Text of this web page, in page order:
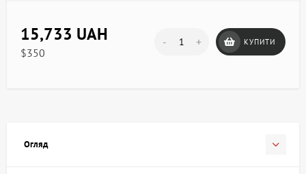
15,733 UAH
$350
- + КУПИТИ
Огляд